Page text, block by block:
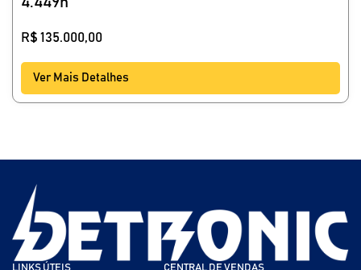
R$ 135.000,00
Ver Mais Detalhes
LINKS ÚTEIS CENTRAL DE VENDAS